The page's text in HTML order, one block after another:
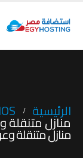
الرئيسية
منازل متنقلة
منازل متنقلة